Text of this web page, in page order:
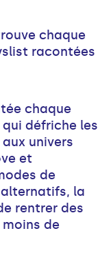
chaque
racontées
chaque
défriche les
univers
et
de
la
rentrer des
de